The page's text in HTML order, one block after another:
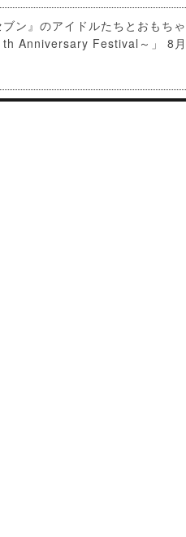
ブン』のアイドルたちとおもち
Anniversary Festival～」 8